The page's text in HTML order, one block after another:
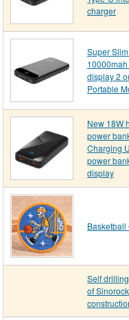
charger
Super
display 2
Portable
New 18W
power
Charging
power
display
Basketball
Self
of